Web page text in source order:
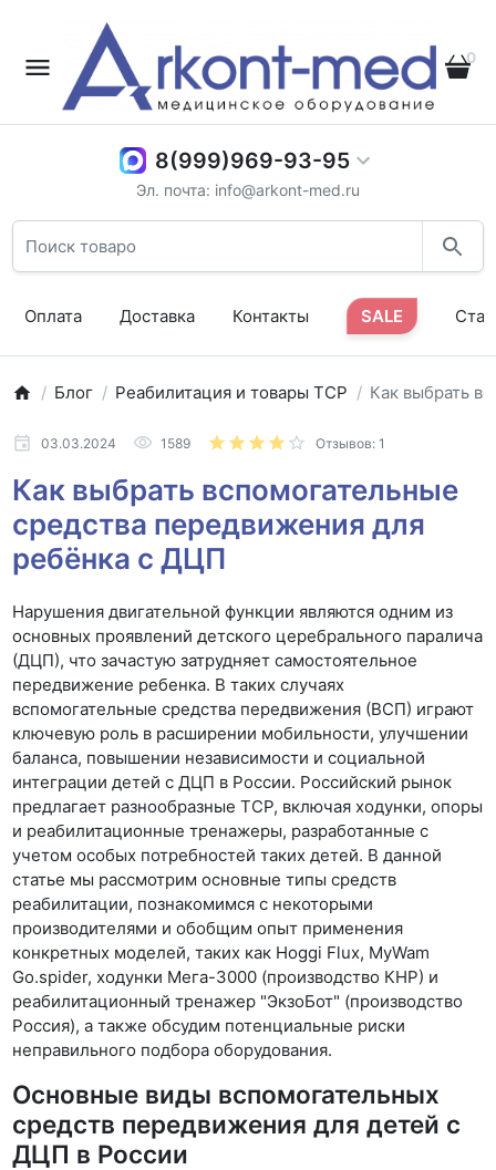
0
8(999)969-93-95
Эл. почта: info@arkont-med.ru
Оплата Доставка Контакты SALE
Блог Реабилитация и товары ТСР Как выбрать
03.03.2024 1589 Отзывов: 1
Как выбрать вспомогательные
средства передвижения для
ребёнка с ДЦП
Нарушения двигательной функции являются одним из
основных проявлений детского церебрального паралича
(ДЦП), что зачастую затрудняет самостоятельное
передвижение ребенка. В таких случаях
вспомогательные средства передвижения (ВСП) играют
ключевую роль в расширении мобильности, улучшении
баланса, повышении независимости и социальной
интеграции детей с ДЦП в России. Российский рынок
предлагает разнообразные ТСР, включая ходунки, опоры
и реабилитационные тренажеры, разработанные с
учетом особых потребностей таких детей. В данной
статье мы рассмотрим основные типы средств
реабилитации, познакомимся с некоторыми
производителями и обобщим опыт применения
конкретных моделей, таких как Hoggi Flux, MyWam
Go.spider, ходунки Мега-3000 (производство КНР) и
реабилитационный тренажер "ЭкзоБот" (производство
Россия), а также обсудим потенциальные риски
неправильного подбора оборудования.
Основные виды вспомогательных
средств передвижения для детей с
ДЦП в России